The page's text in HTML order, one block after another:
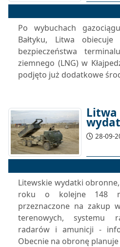
Po wybuchach
Bałtyku, Litwa obiecuje
bezpieczeństwa
ziemnego (LNG) w
podjęto już dodatkowe
Litwa
28-09-
Litewskie wydatki
roku o kolejne 148
przeznaczone na zakup
terenowych, systemu
radarów i amunicji -
Obecnie na obronę planuje